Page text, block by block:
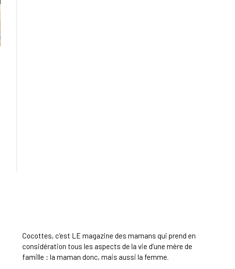
Cocottes, c’est LE magazine des mamans qui prend en
considération tous les aspects de la vie d’une mère de
famille : la maman donc, mais aussi la femme.